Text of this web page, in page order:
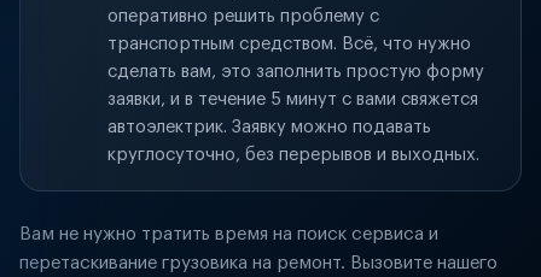
оперативно решить проблему с
транспортным средством. Всё, что нужно
сделать вам, это заполнить простую форму
заявки, и в течение 5 минут с вами свяжется
автоэлектрик. Заявку можно подавать
круглосуточно, без перерывов и выходных.
Вам не нужно тратить время на поиск сервиса и
перетаскивание грузовика на ремонт. Вызовите нашего